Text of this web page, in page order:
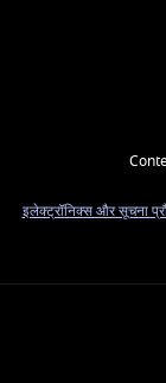
इलेक्ट्रॉनिक्स और सूचना